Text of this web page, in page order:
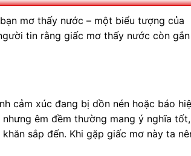
mơ thấy nước – một biểu tượng của
tin rằng giấc mơ thấy nước còn gắn
cảm xúc đang bị dồn nén hoặc báo
êm đềm thường mang ý nghĩa tốt,
sắp đến. Khi gặp giấc mơ này ta